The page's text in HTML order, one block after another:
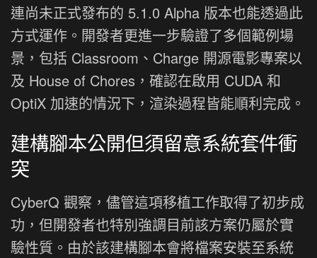
連尚未正式發布的 5.1.0 Alpha 版本也能透過此
方式運作。開發者更進一步驗證了多個範例場
景，包括 Classroom、Charge 開源電影專案以
及 House of Chores，確認在啟用 CUDA 和
OptiX 加速的情況下，渲染過程皆能順利完成。
建構腳本公開但須留意系統套件衝
突
CyberQ 觀察，儘管這項移植工作取得了初步成
功，但開發者也特別強調目前該方案仍屬於實
驗性質。由於該建構腳本會將檔案安裝至系統